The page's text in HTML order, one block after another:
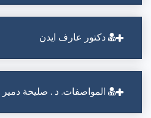
دكتور عارف ايدن
المواصفات. د . صليحة دمير